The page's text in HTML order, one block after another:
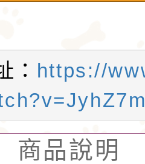
： https://
商品說明